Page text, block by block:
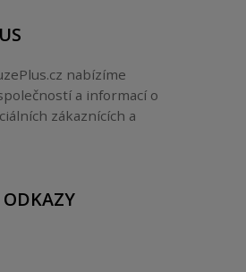
nabízíme
a informací o
zákaznících a